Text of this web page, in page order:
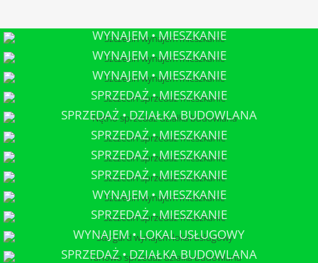
WYNAJEM • MIESZKANIE
SZCZECIN
WYNAJEM • MIESZKANIE
SZCZECIN
WYNAJEM • MIESZKANIE
SZCZECIN
SPRZEDAŻ • MIESZKANIE
SZCZECIN
SPRZEDAŻ • DZIAŁKA BUDOWLANA
NĘTNO
SPRZEDAŻ • MIESZKANIE
SZCZECIN
SPRZEDAŻ • MIESZKANIE
SZCZECIN
SPRZEDAŻ • MIESZKANIE
SZCZECIN
WYNAJEM • MIESZKANIE
SZCZECIN
SPRZEDAŻ • MIESZKANIE
SZCZECIN
WYNAJEM • LOKAL USŁUGOWY
STARGARD
SPRZEDAŻ • DZIAŁKA BUDOWLANA